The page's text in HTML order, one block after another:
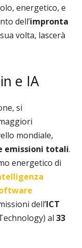
energetico, e
dell’impronta
volta, lascerà
e IA
si
mondiale,
emissioni totali.
energetico di
dell’ICT
al 33